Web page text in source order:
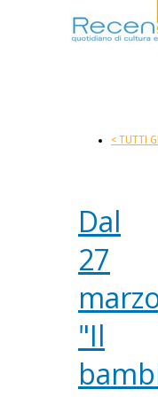
< TUTTI
Dal
27
"Il